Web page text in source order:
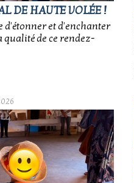
DE HAUTE VOLÉE !
d'étonner et d'enchanter
qualité de ce rendez-